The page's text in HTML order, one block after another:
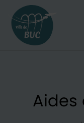
Aides